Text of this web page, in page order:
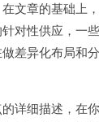
文章的基础上
对性供应，一
差异化布局和
详细描述，在